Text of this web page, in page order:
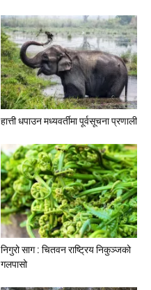
हात्ती धपाउन मध्यवर्तीमा पूर्वसूचना प्रणाली
निगुरो साग : चितवन राष्ट्रिय निकुञ्जको
गलपासो